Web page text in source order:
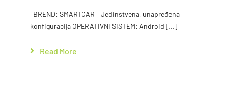
BREND: SMARTCAR – Jedinstvena, unapređena
konfiguracija OPERATIVNI SISTEM: Android [...]
Read More